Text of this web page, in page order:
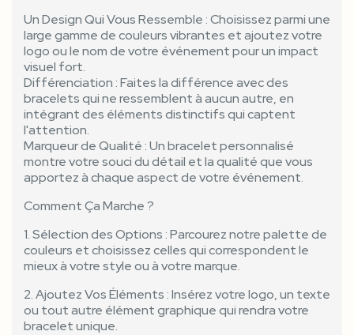
Un Design Qui Vous Ressemble : Choisissez parmi une
large gamme de couleurs vibrantes et ajoutez votre
logo ou le nom de votre événement pour un impact
visuel fort.
Différenciation : Faites la différence avec des
bracelets qui ne ressemblent à aucun autre, en
intégrant des éléments distinctifs qui captent
l'attention.
Marqueur de Qualité : Un bracelet personnalisé
montre votre souci du détail et la qualité que vous
apportez à chaque aspect de votre événement.
Comment Ça Marche ?
1. Sélection des Options : Parcourez notre palette de
couleurs et choisissez celles qui correspondent le
mieux à votre style ou à votre marque.
2. Ajoutez Vos Éléments : Insérez votre logo, un texte
ou tout autre élément graphique qui rendra votre
bracelet unique.